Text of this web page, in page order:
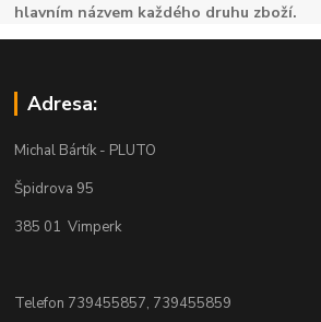
hlavním názvem každého druhu zboží.
Adresa:
Michal Bártík - PLUTO
Špidrova 95
385 01 Vimperk
Telefon 739455857, 739455859